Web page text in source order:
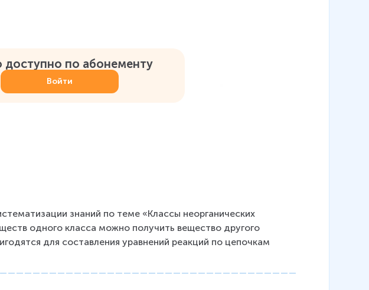
доступно по абонементу
Войти
знаний по теме «Классы неорганических
одного класса можно получить вещество другого
для составления уравнений реакций по цепочкам